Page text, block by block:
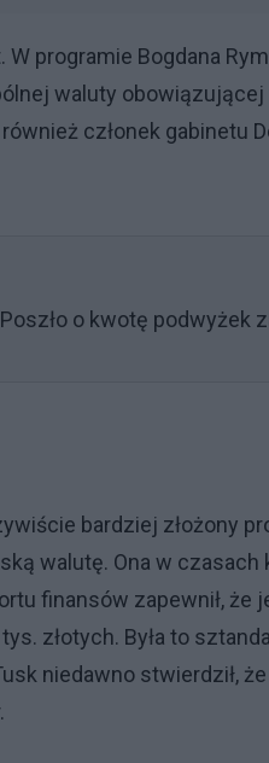
programie Bogdana
waluty obowiązującej
członek gabinetu
o kwotę podwyżek
bardziej złożony
walutę. Ona w czasach
finansów zapewnił, że
złotych. Była to
niedawno stwierdził,